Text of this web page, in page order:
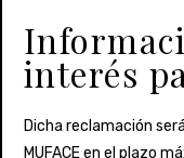
interés
Dicha reclamación
MUFACE en el plazo